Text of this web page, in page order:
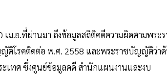
เม.ย.ที่ผ่านมา ถึงข้อมูลสถิติคดีความผิดตามพระร
ติโรคติดต่อ พ.ศ. 2558 และพระราชบัญญัติว่าด้
เทศ ซึ่งศูนย์ข้อมูลคดี สำนักแผนงานและงบ